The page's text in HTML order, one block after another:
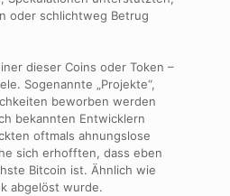
oder schlichtweg Betrug
dieser Coins oder Token –
Sogenannte „Projekte“,
beworben werden
bekannten Entwicklern
oftmals ahnungslose
sich erhofften, dass eben
Bitcoin ist. Ähnlich wie
abgelöst wurde.